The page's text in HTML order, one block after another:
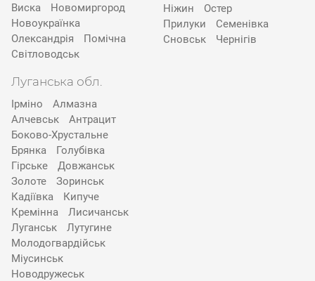
Виска
Новомиргород
Новоукраїнка
Олександрія
Помічна
Світловодськ
Луганська обл.
Ірміно
Алмазна
Алчевськ
Антрацит
Боково-Хрустальне
Брянка
Голубівка
Гірське
Довжанськ
Золоте
Зоринськ
Кадіївка
Кипуче
Кремінна
Лисичанськ
Луганськ
Лутугине
Молодогвардійськ
Міусинськ
Новодружеськ
Ніжин
Остер
Прилуки
Семенівка
Сновськ
Чернігів